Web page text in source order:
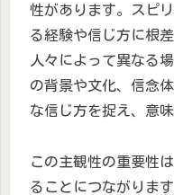
性があります。スピ
る経験や信じ方に根
人々によって異なる
の背景や文化、信念
な信じ方を捉え、意
この主観性の重要性
ることにつながりま